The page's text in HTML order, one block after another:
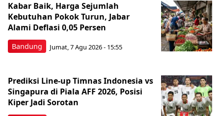
Bandung
Kabar Baik, Harga Sejumlah
Kebutuhan Pokok Turun, Jabar
Alami Deflasi 0,05 Persen
Jumat, 7 Agu 2026 - 15:55
Prediksi Line-up Timnas Indonesia vs
Singapura di Piala AFF 2026, Posisi
Kiper Jadi Sorotan